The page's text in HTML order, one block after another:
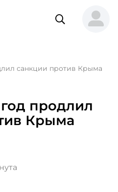
санкции против Крыма
продлил
Крыма